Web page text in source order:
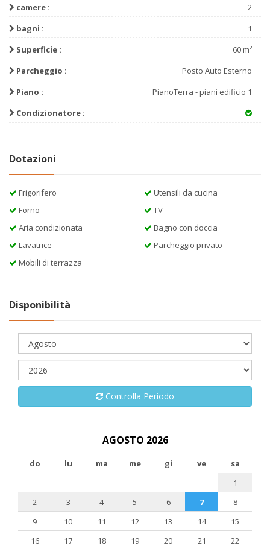
camere :
2
bagni :
1
Superficie :
60 m²
Parcheggio :
Posto Auto Esterno
Piano :
PianoTerra - piani edificio 1
Condizionatore :
Dotazioni
Frigorifero
Utensili da cucina
Forno
TV
Aria condizionata
Bagno con doccia
Lavatrice
Parcheggio privato
Mobili di terrazza
Disponibilità
Controlla Periodo
AGOSTO 2026
do lu ma me gi ve
sa
1
2
3 4 5 6 7
8
9
10 11 12 13 14
15
16
17 18 19 20 21
22